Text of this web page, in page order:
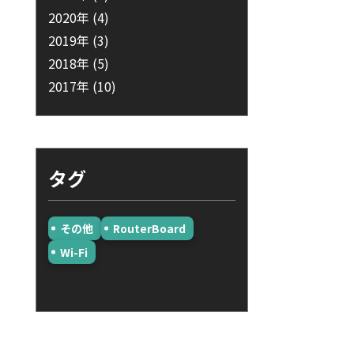
2020年 (4)
2019年 (3)
2018年 (5)
2017年 (10)
タグ
その他
RouterBoard
Wi-Fi